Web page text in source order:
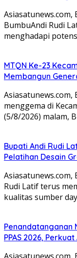
BumbuAndi Rudi
menghadapi
MTQN Ke-23
Membangun
Asiasatunews.com,
menggema di
(5/8/2026) malam,
Bupati Andi Rudi
Pelatihan Desain
Rudi Latif terus
kualitas sumber
Penandatanganan
PPAS 2026,